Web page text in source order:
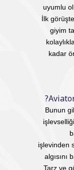
uyumlu
İlk
giyim
kadar
Bunun
işlevinden
algısını
Tarz ve